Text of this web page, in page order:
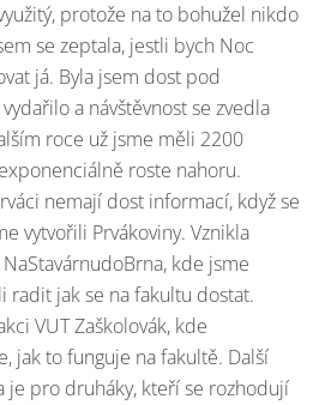
protože na to bohužel nikdo
se zeptala, jestli bych Noc
já. Byla jsem dost pod
a návštěvnost se zvedla
roce už jsme měli 2200
roste nahoru.
nemají dost informací, když se
vytvořili Prvákoviny. Vznikla
kde jsme
radit jak se na fakultu dostat.
VUT Zaškolovák, kde
jak to funguje na fakultě. Další
je pro druháky, kteří se rozhodují